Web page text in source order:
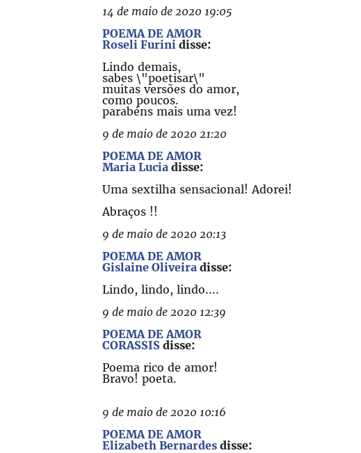
14 de maio de 2020 19:05
POEMA DE AMOR
Roseli Furini disse:
Lindo demais,
sabes \"poetisar\"
muitas versões do amor,
como poucos.
parabéns mais uma vez!
9 de maio de 2020 21:20
POEMA DE AMOR
Maria Lucia disse:
Uma sextilha sensacional! Adorei!
Abraços !!
9 de maio de 2020 20:13
POEMA DE AMOR
Gislaine Oliveira disse:
Lindo, lindo, lindo....
9 de maio de 2020 12:39
POEMA DE AMOR
CORASSIS disse:
Poema rico de amor!
Bravo! poeta.
9 de maio de 2020 10:16
POEMA DE AMOR
Elizabeth Bernardes disse: